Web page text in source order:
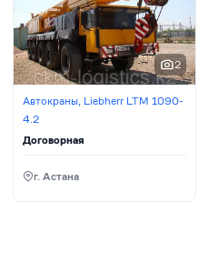
2
Автокраны, Liebherr LTM 1090-
4.2
Договорная
г. Астана